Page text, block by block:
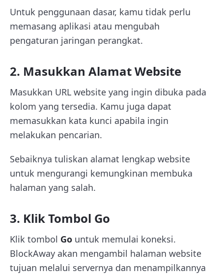
Untuk penggunaan dasar, kamu tidak perlu
memasang aplikasi atau mengubah
pengaturan jaringan perangkat.
2. Masukkan Alamat Website
Masukkan URL website yang ingin dibuka pada
kolom yang tersedia. Kamu juga dapat
memasukkan kata kunci apabila ingin
melakukan pencarian.
Sebaiknya tuliskan alamat lengkap website
untuk mengurangi kemungkinan membuka
halaman yang salah.
3. Klik Tombol Go
Klik tombol Go untuk memulai koneksi.
BlockAway akan mengambil halaman website
tujuan melalui servernya dan menampilkannya